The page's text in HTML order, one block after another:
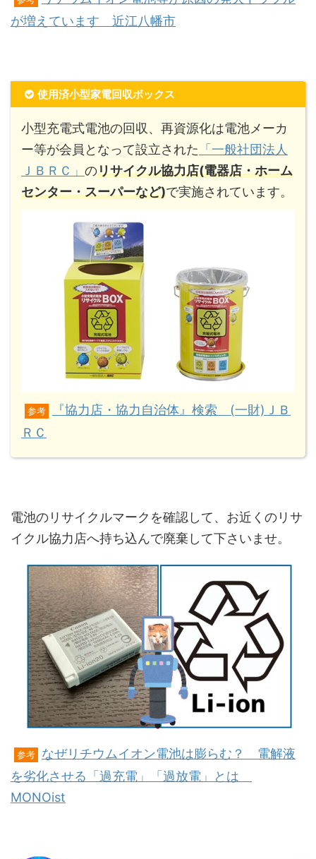
が増えています 近江八幡市
使用済小型家電回収ボックス
小型充電式電池の回収、再資源化は電池メーカ
ー等が会員となって設立された 「一般社団法人
ＪＢＲＣ」 のリサイクル協力店(電器店・ホーム
センター・スーパーなど)で実施されています。
参考
『協力店・協力自治体』検索 (一財)ＪＢ
ＲＣ
電池のリサイクルマークを確認して、お近くのリサ
イクル協力店へ持ち込んで廃棄して下さいませ。
参考
なぜリチウムイオン電池は膨らむ？ 電解液
を劣化させる「過充電」「過放電」とは
MONOist